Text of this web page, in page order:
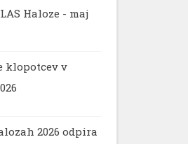
Haloze - maj
klopotcev v
2026 odpira